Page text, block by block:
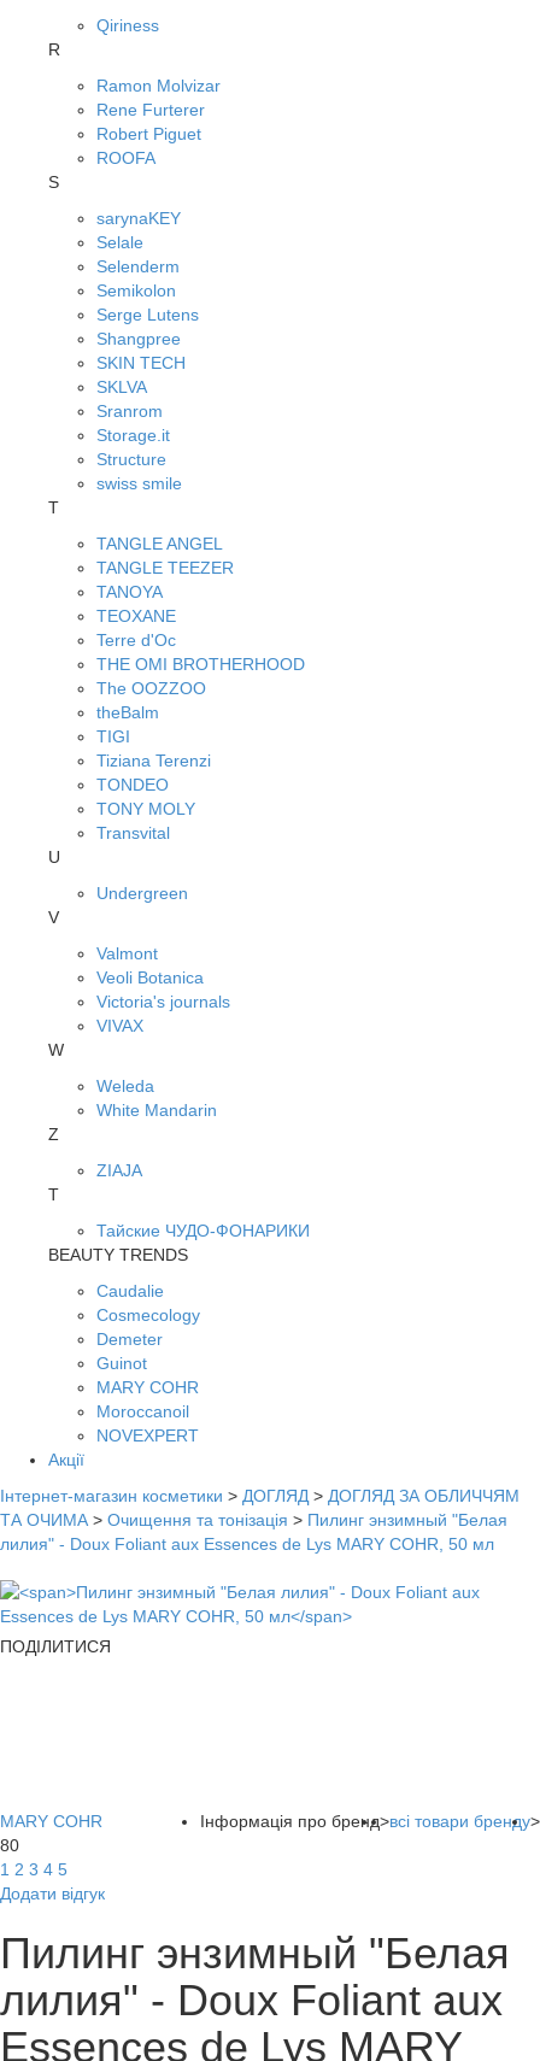
Qiriness
R
Ramon Molvizar
Rene Furterer
Robert Piguet
ROOFA
S
sarynaKEY
Selale
Selenderm
Semikolon
Serge Lutens
Shangpree
SKIN TECH
SKLVA
Sranrom
Storage.it
Structure
swiss smile
T
TANGLE ANGEL
TANGLE TEEZER
TANOYA
TEOXANE
Terre d'Oc
THE OMI BROTHERHOOD
The OOZZOO
theBalm
TIGI
Tiziana Terenzi
TONDEO
TONY MOLY
Transvital
U
Undergreen
V
Valmont
Veoli Botanica
Victoria's journals
VIVAX
W
Weleda
White Mandarin
Z
ZIAJA
Т
Тайские ЧУДО-ФОНАРИКИ
BEAUTY TRENDS
Caudalie
Cosmecology
Demeter
Guinot
MARY COHR
Moroccanoil
NOVEXPERT
Акції
Інтернет-магазин косметики > ДОГЛЯД > ДОГЛЯД ЗА ОБЛИЧЧЯМ
ТА ОЧИМА > Очищення та тонізація > Пилинг энзимный "Белая
лилия" - Doux Foliant aux Essences de Lys MARY COHR, 50 мл
ПОДІЛИТИСЯ
Інформація про бренд>всі товари бренду>
MARY COHR
80
1 2 3 4 5
Додати відгук
Пилинг энзимный "Белая
лилия" - Doux Foliant aux
Essences de Lys MARY